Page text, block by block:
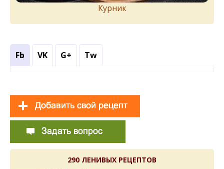
Курник
Fb VK G+ Tw
290 ЛЕНИВЫХ РЕЦЕПТОВ